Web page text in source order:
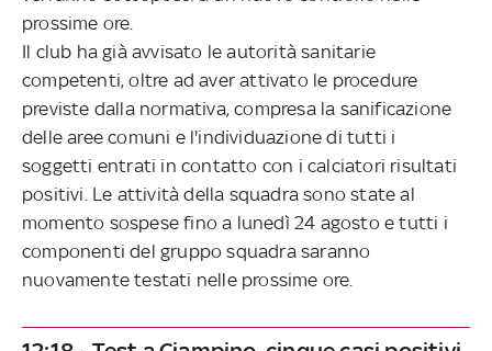
prossime ore.
Il club ha già avvisato le autorità sanitarie
competenti, oltre ad aver attivato le procedure
previste dalla normativa, compresa la sanificazione
delle aree comuni e l'individuazione di tutti i
soggetti entrati in contatto con i calciatori risultati
positivi. Le attività della squadra sono state al
momento sospese fino a lunedì 24 agosto e tutti i
componenti del gruppo squadra saranno
nuovamente testati nelle prossime ore.